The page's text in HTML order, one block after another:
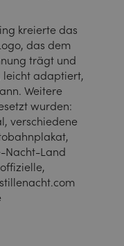
kreierte das
das dem
trägt und
leicht adaptiert,
Weitere
wurden:
verschiedene
Nacht-Land